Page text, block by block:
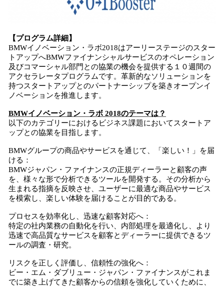
【プログラム詳細】
BMWイノベーション・ラボ2018はアーリーステージのスター
トアップへBMWファイナンシャルサービスのオペレーション
及びコマーシャル部門との協業の機会を提供する１０週間の
アクセラレータプログラムです。革新的なソリューションを
持つスタートアップとのパートナーシップを築きオープンイ
ノベーションを推進します。
BMWイノベーション・ラボ 2018のテーマは？
以下のカテゴリーにおけるビジネス課題においてスタートア
ップとの協業を目指します。
BMWグループの商品やサービスを通じて、「楽しい！」を届
ける：
BMWジャパン・ファイナンスの正規ディーラーと顧客の声
を、様々な形で分析できるツールを開発する。その分析から
生まれる指摘を反映させ、ユーザーに最適な商品やサービス
を模索し、楽しい体験を届けることが目的である。
プロセスを効率化し、迅速な顧客対応へ：
特定の社内業務の自動化を行い、内部処理を最適化し、より
迅速で高品質なサービスを顧客とディーラーに提供できるツ
ールの調査・研究。
リスクを正しく評価し、信頼性の強化へ：
ビー・エム・ダブリュー・ジャパン・ファイナンスがこれま
でに築き上げてきた顧客からの信頼を強化していくために、